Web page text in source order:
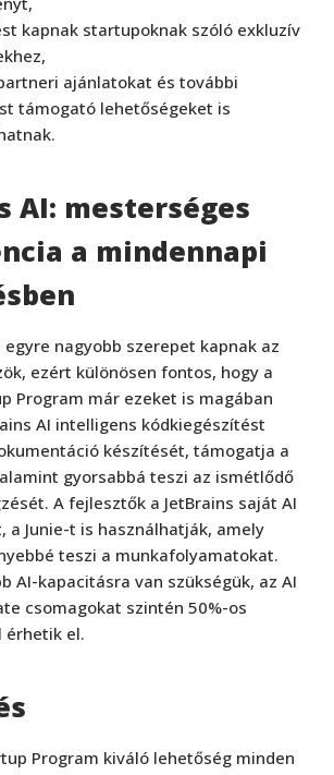
kapnak startupoknak szóló exkluzív
ajánlatokat és további
támogató lehetőségeket is
AI: mesterséges
a mindennapi
nagyobb szerepet kapnak az
ezért különösen fontos, hogy a
Program már ezeket is magában
AI intelligens kódkiegészítést
készítését, támogatja a
gyorsabbá teszi az ismétlődő
A fejlesztők a JetBrains saját AI
a Junie-t is használhatják, amely
teszi a munkafolyamatokat.
AI-kapacitásra van szükségük, az AI
csomagokat szintén 50%-os
érhetik el.
Program kiváló lehetőség minden